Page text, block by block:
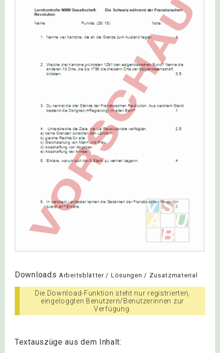
Downloads Arbeitsblätter / Lösungen / Zusatzmaterial
Die Download-Funktion steht nur registrierten,
eingeloggten Benutzern/Benutzerinnen zur
Verfügung.
Textauszüge aus dem Inhalt: